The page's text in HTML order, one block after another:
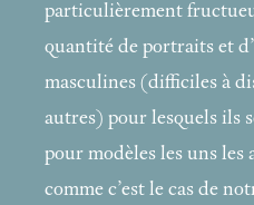
particulièrement
quantité de portraits et
masculines (difficiles à
autres) pour lesquels ils
pour modèles les uns les
comme c’est le cas de